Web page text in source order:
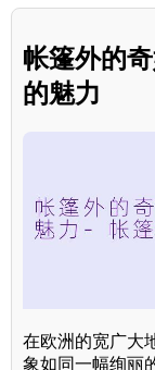
帐篷外的
的魅力
在欧洲的宽广大
象如同一幅绚丽